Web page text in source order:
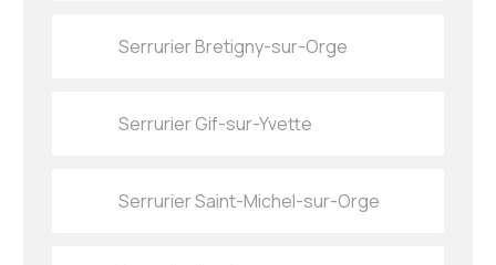
Serrurier Bretigny-sur-Orge
Serrurier Gif-sur-Yvette
Serrurier Saint-Michel-sur-Orge